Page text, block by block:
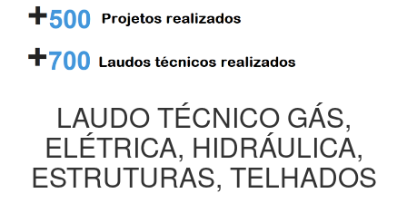
LAUDO TÉCNICO GÁS,
ELÉTRICA, HIDRÁULICA,
ESTRUTURAS, TELHADOS